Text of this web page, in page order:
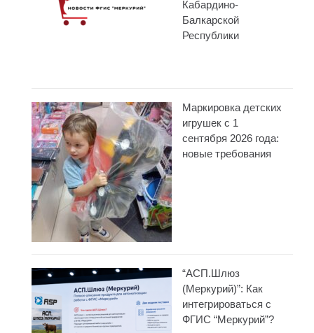
Кабардино-
Балкарской
Республики
Маркировка детских
игрушек с 1
сентября 2026 года:
новые требования
“АСП.Шлюз
(Меркурий)”: Как
интегрироваться с
ФГИС “Меркурий”?